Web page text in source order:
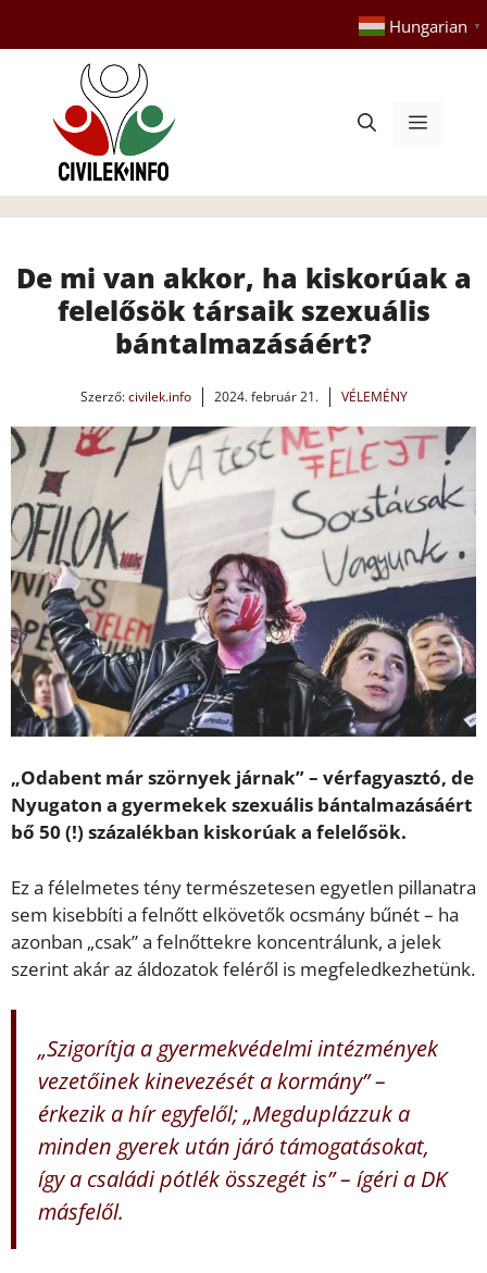
tartalomba
Hungarian ▼
Menü
De mi van akkor, ha kiskorúak a
felelősök társaik szexuális
bántalmazásáért?
Szerző:civilek.info 2024. február 21. VÉLEMÉNY
„Odabent már szörnyek járnak” – vérfagyasztó, de
Nyugaton a gyermekek szexuális bántalmazásáért
bő 50 (!) százalékban kiskorúak a felelősök.
Ez a félelmetes tény természetesen egyetlen pillanatra
sem kisebbíti a felnőtt elkövetők ocsmány bűnét – ha
azonban „csak” a felnőttekre koncentrálunk, a jelek
szerint akár az áldozatok feléről is megfeledkezhetünk.
„Szigorítja a gyermekvédelmi intézmények
vezetőinek kinevezését a kormány” –
érkezik a hír egyfelől; „Megduplázzuk a
minden gyerek után járó támogatásokat,
így a családi pótlék összegét is” – ígéri a DK
másfelől.